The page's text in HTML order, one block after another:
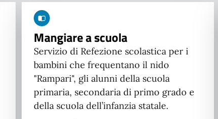
Mangiare a scuola
Servizio di Refezione scolastica per i
bambini che frequentano il nido
"Rampari", gli alunni della scuola
primaria, secondaria di primo grado e
della scuola dell’infanzia statale.